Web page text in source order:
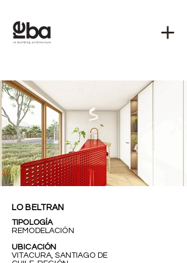
LO BELTRAN
TIPOLOGÍA
REMODELACIÓN
UBICACIÓN
VITACURA, SANTIAGO DE